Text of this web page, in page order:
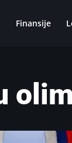
Finansije